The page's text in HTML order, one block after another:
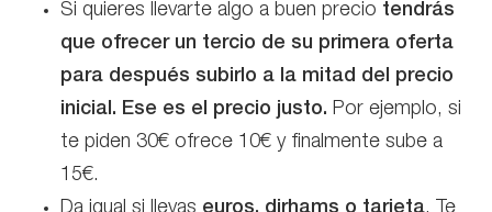
Si quieres llevarte algo a buen precio tendrás
que ofrecer un tercio de su primera oferta
para después subirlo a la mitad del precio
inicial. Ese es el precio justo. Por ejemplo, si
te piden 30€ ofrece 10€ y finalmente sube a
15€.